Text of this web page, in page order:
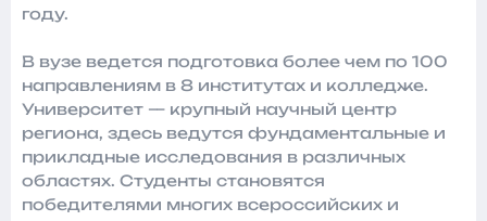
году.
В вузе ведется подготовка более чем по 100
направлениям в 8 институтах и колледже.
Университет — крупный научный центр
региона, здесь ведутся фундаментальные и
прикладные исследования в различных
областях. Студенты становятся
победителями многих всероссийских и